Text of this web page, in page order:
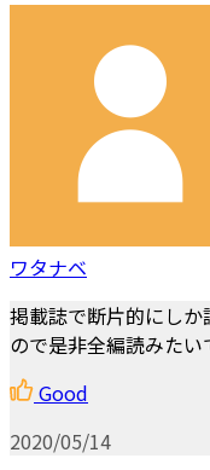
ワタナベ
掲載誌で断片的にし
ので是非全編読みたい
Good
2020/05/14